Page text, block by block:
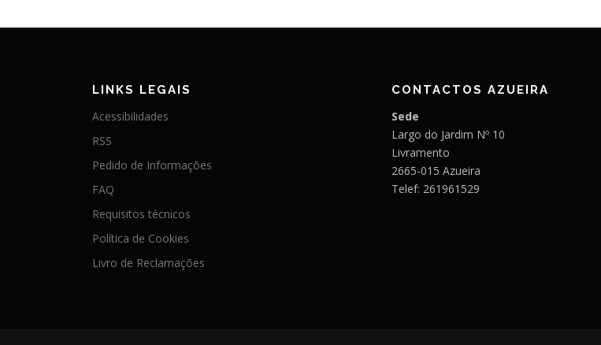
LINKS LEGAIS
Acessibilidades
RSS
Pedido de Informações
FAQ
Requisitos técnicos
Política de Cookies
Livro de Reclamações
CONTACTOS AZUEIRA
Sede
Largo do Jardim Nº 10
Livramento
2665-015 Azueira
Telef: 261961529